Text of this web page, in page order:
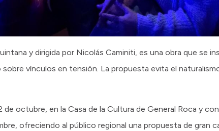
y dirigida por Nicolás Caminiti, es una obra que se
vínculos en tensión. La propuesta evita el
de octubre, en la Casa de la Cultura de General Roca y
ofreciendo al público regional una propuesta de gran